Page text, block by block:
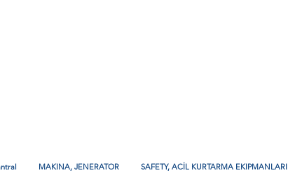
MAKINA, JENERATOR SAFETY, ACİL KURTARMA EKIPMANLARI